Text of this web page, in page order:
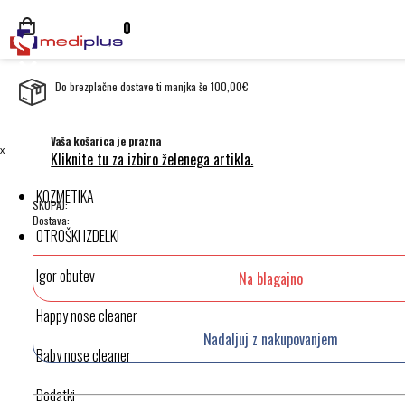
0
Do brezplačne dostave ti manjka še 100,00€
Vaša košarica je prazna
Kliknite tu za izbiro želenega artikla.
SKUPAJ:
Dostava:
Na blagajno
Nadaljuj z nakupovanjem
ˣ
KOZMETIKA
OTROŠKI IZDELKI
Igor obutev
Happy nose cleaner
Baby nose cleaner
Dodatki